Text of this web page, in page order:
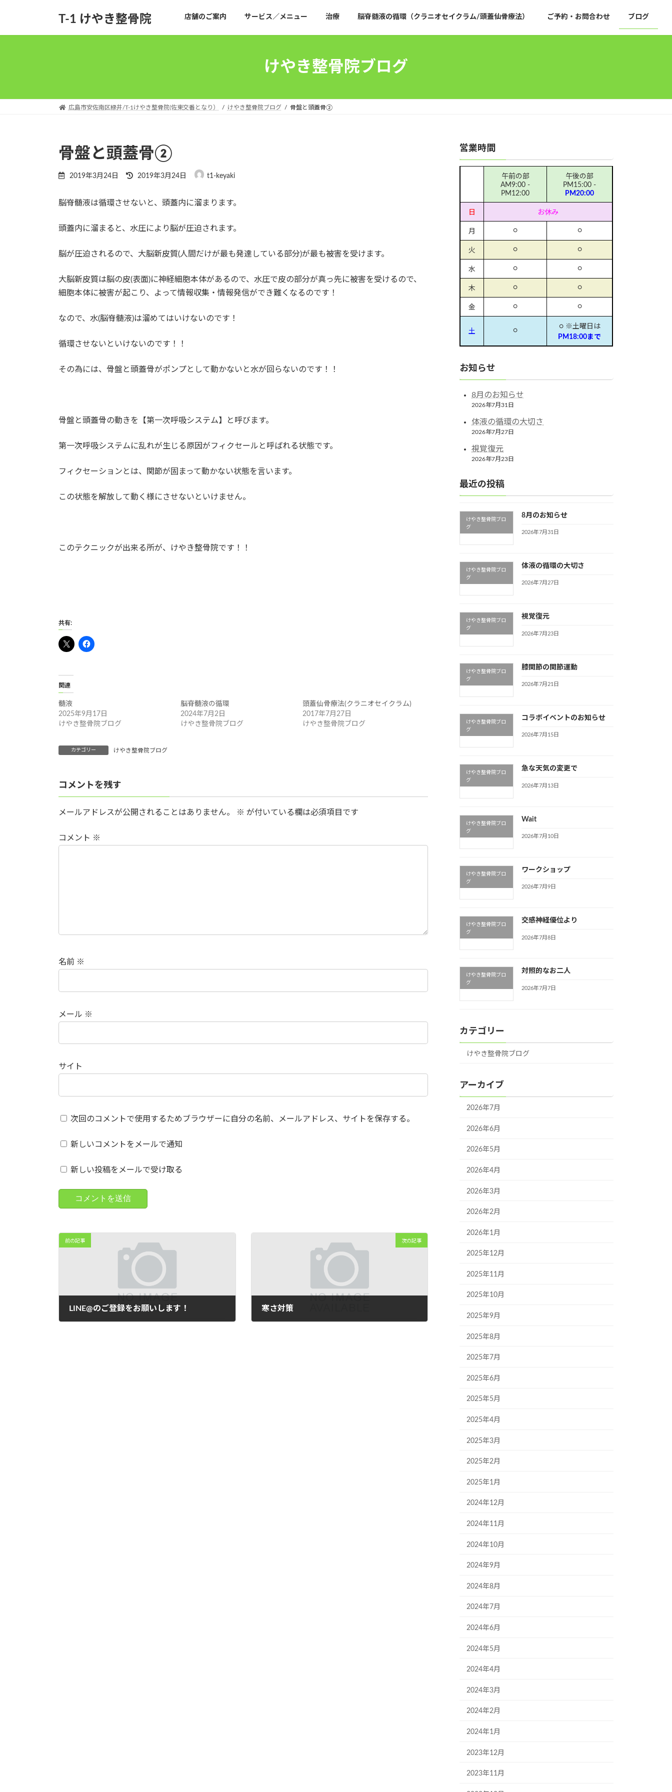
T-1 けやき整骨院 店舗のご案内 サービス／メニュー 治療 脳脊髄液の循環（クラニオセイクラム/頭蓋仙骨療法） ご予約・お問合わせ ブログ
けやき整骨院ブログ
広島市安佐南区緑井/T-1けやき整骨院(佐東交番となり） けやき整骨院ブログ 骨盤と頭蓋骨②
骨盤と頭蓋骨②
2019年3月24日
最
新
時
2019年3月24日 t1-keyaki
脳脊髄液は循環させないと、頭蓋内に溜まります。
頭蓋内に溜まると、水圧により脳が圧迫されます。
脳が圧迫されるので、大脳新皮質(人間だけが最も発達している部分)が最も被害を受けます。
大脳新皮質は脳の皮(表面)に神経細胞本体があるので、水圧で皮の部分が真っ先に被害を受けるので、
細胞本体に被害が起こり、よって情報収集・情報発信ができ難くなるのです！
なので、水(脳脊髄液)は溜めてはいけないのです！
循環させないといけないのです！！
その為には、骨盤と頭蓋骨がポンプとして動かないと水が回らないのです！！
骨盤と頭蓋骨の動きを【第一次呼吸システム】と呼びます。
第一次呼吸システムに乱れが生じる原因がフィクセールと呼ばれる状態です。
フィクセーションとは、関節が固まって動かない状態を言います。
この状態を解放して動く様にさせないといけません。
このテクニックが出来る所が、けやき整骨院です！！
共有:
関連
髄液
2025年9月17日
けやき整骨院ブログ
脳脊髄液の循環
2024年7月2日
けやき整骨院ブログ
頭蓋仙骨療法(クラニオセイクラム)
2017年7月27日
けやき整骨院ブログ
カテゴリー けやき整骨院ブログ
コメントを残す
メールアドレスが公開されることはありません。 ※ が付いている欄は必須項目です
コメント ※
名前 ※
メール ※
サイト
次回のコメントで使用するためブラウザーに自分の名前、メールアドレス、サイトを保存する。
新しいコメントをメールで通知
新しい投稿をメールで受け取る
前の記事
LINE@のご登録をお願いします！
次の記事
寒さ対策
営業時間
午前の部
AM9:00 -
PM12:00
午後の部
PM15:00 -
PM20:00
日 お休み
月 ○ ○
火 ○ ○
水 ○ ○
木 ○ ○
金 ○ ○
土 ○
○ ※土曜日は
PM18:00まで
お知らせ
8月のお知らせ
2026年7月31日
体液の循環の大切さ
2026年7月27日
視覚復元
2026年7月23日
最近の投稿
けやき整骨院ブロ
グ
8月のお知らせ
2026年7月31日
けやき整骨院ブロ
グ
体液の循環の大切さ
2026年7月27日
けやき整骨院ブロ
グ
視覚復元
2026年7月23日
けやき整骨院ブロ
グ
膝関節の関節運動
2026年7月21日
けやき整骨院ブロ
グ
コラボイベントのお知らせ
2026年7月15日
けやき整骨院ブロ
グ
急な天気の変更で
2026年7月13日
けやき整骨院ブロ
グ
Wait
2026年7月10日
けやき整骨院ブロ
グ
ワークショップ
2026年7月9日
けやき整骨院ブロ
グ
交感神経優位より
2026年7月8日
けやき整骨院ブロ
グ
対照的なお二人
2026年7月7日
カテゴリー
けやき整骨院ブログ
アーカイブ
2026年7月
2026年6月
2026年5月
2026年4月
2026年3月
2026年2月
2026年1月
2025年12月
2025年11月
2025年10月
2025年9月
2025年8月
2025年7月
2025年6月
2025年5月
2025年4月
2025年3月
2025年2月
2025年1月
2024年12月
2024年11月
2024年10月
2024年9月
2024年8月
2024年7月
2024年6月
2024年5月
2024年4月
2024年3月
2024年2月
2024年1月
2023年12月
2023年11月